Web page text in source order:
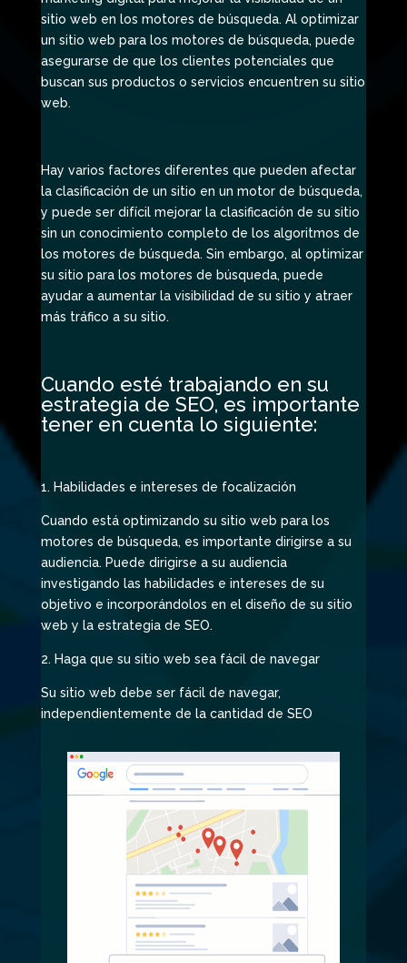
sitio web en los motores de búsqueda. Al optimizar
un sitio web para los motores de búsqueda, puede
asegurarse de que los clientes potenciales que
buscan sus productos o servicios encuentren su sitio
web.
Hay varios factores diferentes que pueden afectar
la clasificación de un sitio en un motor de búsqueda,
y puede ser difícil mejorar la clasificación de su sitio
sin un conocimiento completo de los algoritmos de
los motores de búsqueda. Sin embargo, al optimizar
su sitio para los motores de búsqueda, puede
ayudar a aumentar la visibilidad de su sitio y atraer
más tráfico a su sitio.
Cuando esté trabajando en su
estrategia de SEO, es importante
tener en cuenta lo siguiente:
1. Habilidades e intereses de focalización
Cuando está optimizando su sitio web para los
motores de búsqueda, es importante dirigirse a su
audiencia. Puede dirigirse a su audiencia
investigando las habilidades e intereses de su
objetivo e incorporándolos en el diseño de su sitio
web y la estrategia de SEO.
2. Haga que su sitio web sea fácil de navegar
Su sitio web debe ser fácil de navegar,
independientemente de la cantidad de SEO